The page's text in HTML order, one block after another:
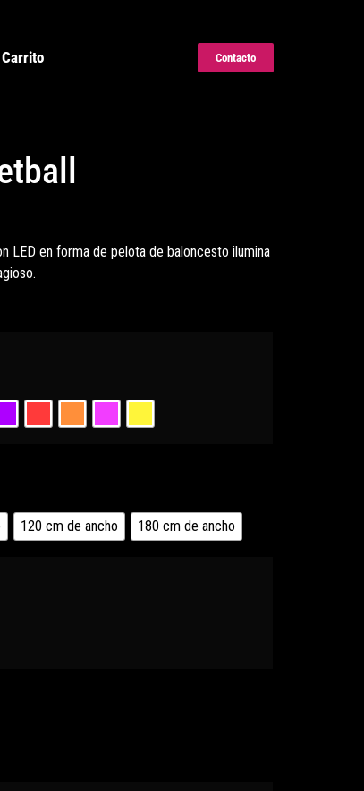
Carrito Contacto
LED en forma de pelota de baloncesto ilumina
120 cm de ancho 180 cm de ancho